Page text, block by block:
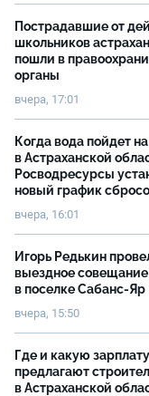
Пострадавшие от
школьников
пошли в
органы
вчера, 17:01
Когда вода пойдет
в Астраханской
Росводресурсы
новый график
вчера, 16:01
Игорь Редькин
выездное совещание
в поселке Сабанс-Яр
вчера, 15:50
Где и какую зарплату
предлагают
в Астраханской